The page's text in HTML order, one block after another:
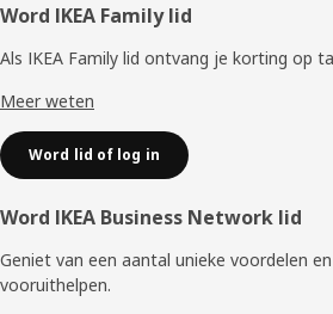
Voettekst
Word IKEA Family lid
Als IKEA Family lid ontvang je korting op
Meer weten
Word lid of log in
Word IKEA Business Network lid
Geniet van een aantal unieke voordelen
vooruithelpen. ​